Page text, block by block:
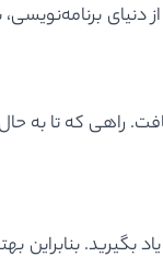
راهی که تا به
بگیرید.